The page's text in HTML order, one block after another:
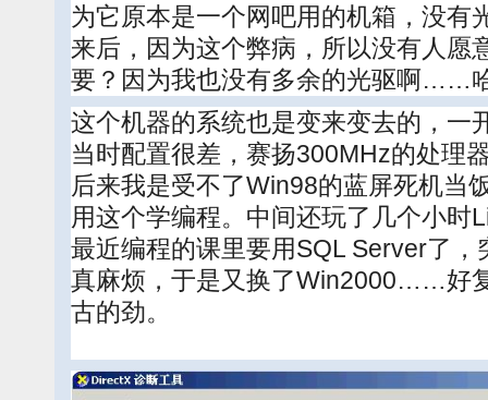
为它原本是一个网吧用的机箱，没有
来后，因为这个弊病，所以没有人愿
要？因为我也没有多余的光驱啊……
这个机器的系统也是变来变去的，一
当时配置很差，赛扬300MHz的处理
后来我是受不了Win98的蓝屏死机当
用这个学编程。中间还玩了几个小时
最近编程的课里要用SQL Server了
真麻烦，于是又换了Win2000……好
古的劲。